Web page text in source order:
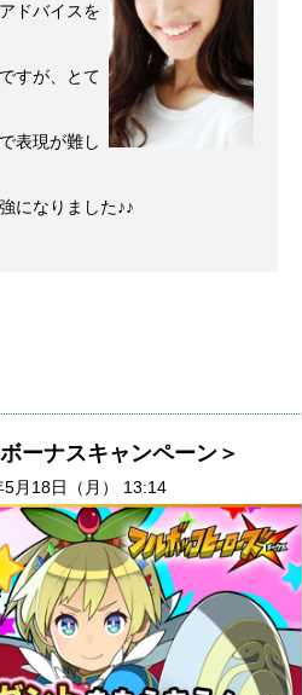
ドバイスを
すが、とて
表現が難し
になりました♪♪
ーナスキャンペーン＞
5月18日（月） 13:14